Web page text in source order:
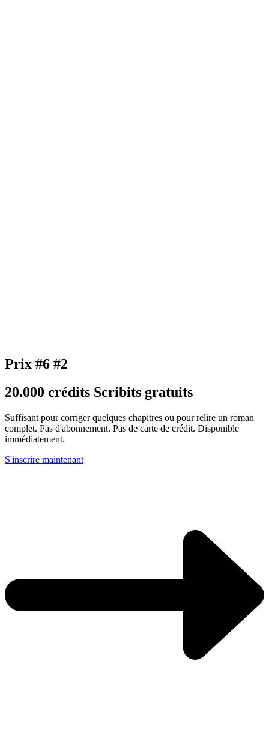
Prix #6 #2
20.000 crédits Scribits gratuits
Suffisant pour corriger quelques chapitres ou pour relire un roman
complet. Pas d'abonnement. Pas de carte de crédit. Disponible
immédiatement.
S'inscrire maintenant